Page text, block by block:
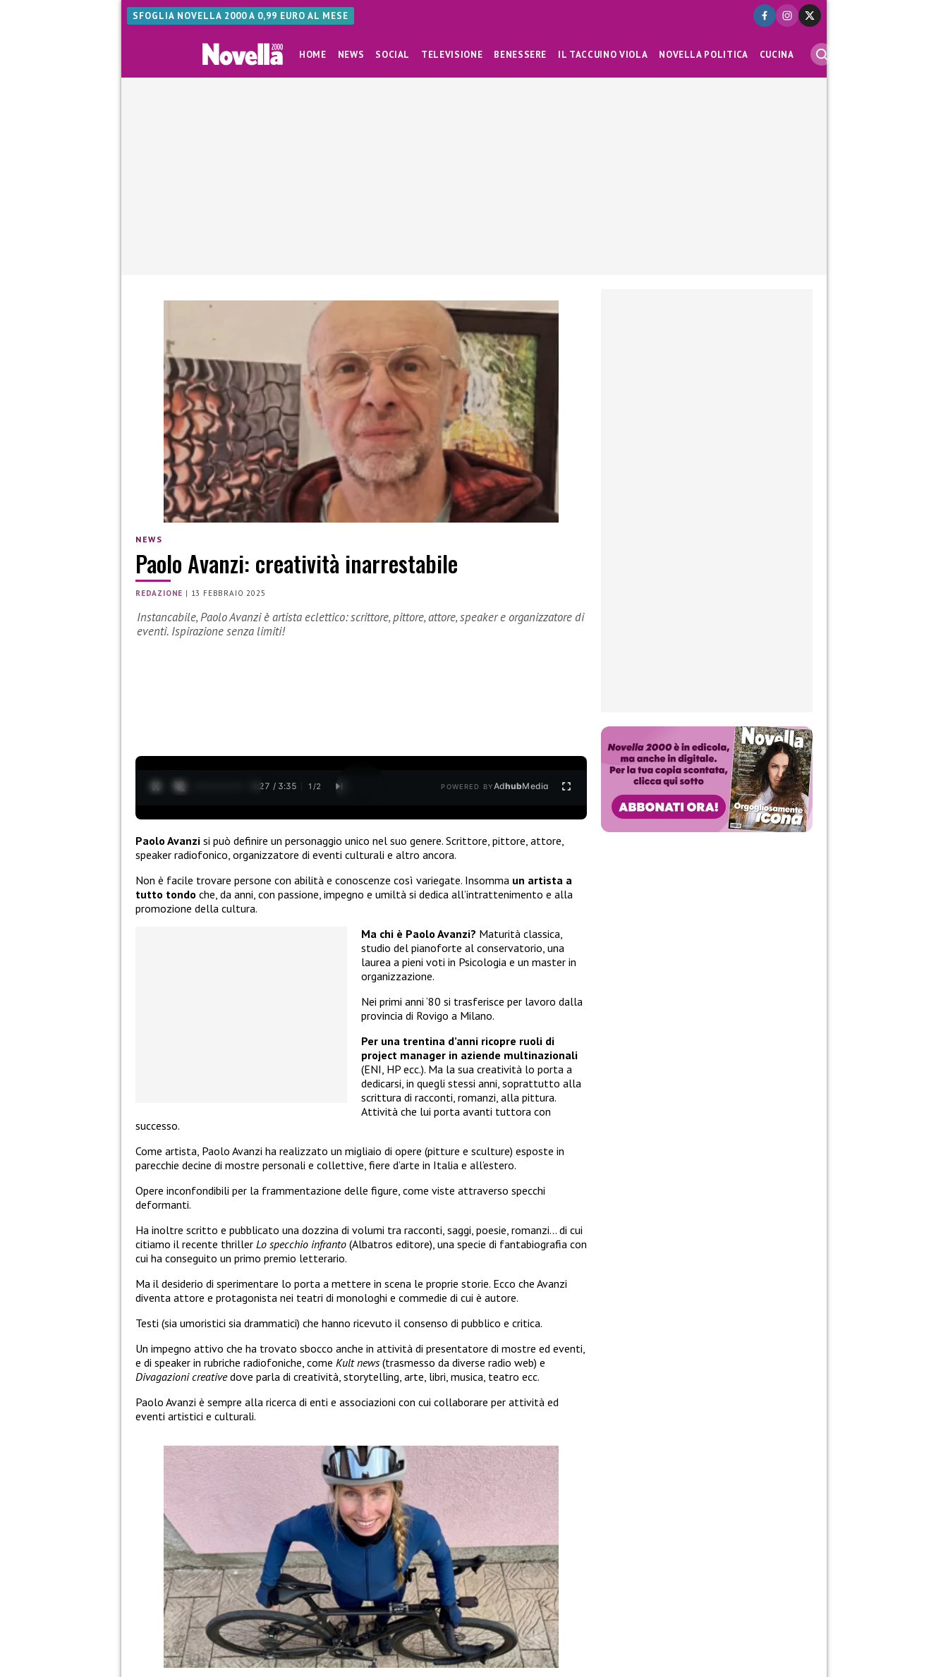
SFOGLIA NOVELLA 2000 A 0,99 EURO AL MESE
HOME NEWS SOCIAL TELEVISIONE BENESSERE IL TACCUINO VIOLA NOVELLA POLITICA CUCINA
NEWS
Paolo Avanzi: creatività inarrestabile
REDAZIONE | 13 FEBBRAIO 2025
Instancabile, Paolo Avanzi è artista eclettico: scrittore, pittore, attore, speaker e organizzatore di
eventi. Ispirazione senza limiti!
0:28 / 3:35 1 /2 POWERED BYAdhubMedia
Paolo Avanzi si può definire un personaggio unico nel suo genere. Scrittore, pittore, attore,
speaker radiofonico, organizzatore di eventi culturali e altro ancora.
Non è facile trovare persone con abilità e conoscenze così variegate. Insomma un artista a
tutto tondo che, da anni, con passione, impegno e umiltà si dedica all’intrattenimento e alla
promozione della cultura.
Ma chi è Paolo Avanzi? Maturità classica,
studio del pianoforte al conservatorio, una
laurea a pieni voti in Psicologia e un master in
organizzazione.
Nei primi anni ‘80 si trasferisce per lavoro dalla
provincia di Rovigo a Milano.
Per una trentina d’anni ricopre ruoli di
project manager in aziende multinazionali
(ENI, HP ecc.). Ma la sua creatività lo porta a
dedicarsi, in quegli stessi anni, soprattutto alla
scrittura di racconti, romanzi, alla pittura.
Attività che lui porta avanti tuttora con
successo.
Come artista, Paolo Avanzi ha realizzato un migliaio di opere (pitture e sculture) esposte in
parecchie decine di mostre personali e collettive, fiere d’arte in Italia e all’estero.
Opere inconfondibili per la frammentazione delle figure, come viste attraverso specchi
deformanti.
Ha inoltre scritto e pubblicato una dozzina di volumi tra racconti, saggi, poesie, romanzi… di cui
citiamo il recente thriller Lo specchio infranto (Albatros editore), una specie di fantabiografia con
cui ha conseguito un primo premio letterario.
Ma il desiderio di sperimentare lo porta a mettere in scena le proprie storie. Ecco che Avanzi
diventa attore e protagonista nei teatri di monologhi e commedie di cui è autore.
Testi (sia umoristici sia drammatici) che hanno ricevuto il consenso di pubblico e critica.
Un impegno attivo che ha trovato sbocco anche in attività di presentatore di mostre ed eventi,
e di speaker in rubriche radiofoniche, come Kult news(trasmesso da diverse radio web) e
Divagazioni creativedove parla di creatività, storytelling, arte, libri, musica, teatro ecc.
Paolo Avanzi è sempre alla ricerca di enti e associazioni con cui collaborare per attività ed
eventi artistici e culturali.